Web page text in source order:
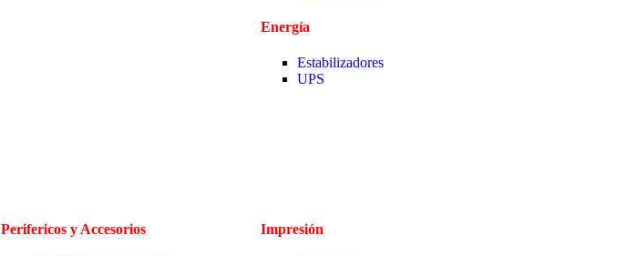
Energía
Estabilizadores
UPS
Perifericos y Accesorios Impresión